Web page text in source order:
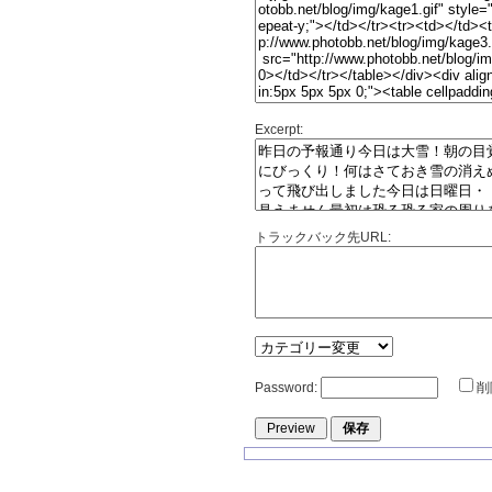
Excerpt:
トラックバック先URL:
Password: